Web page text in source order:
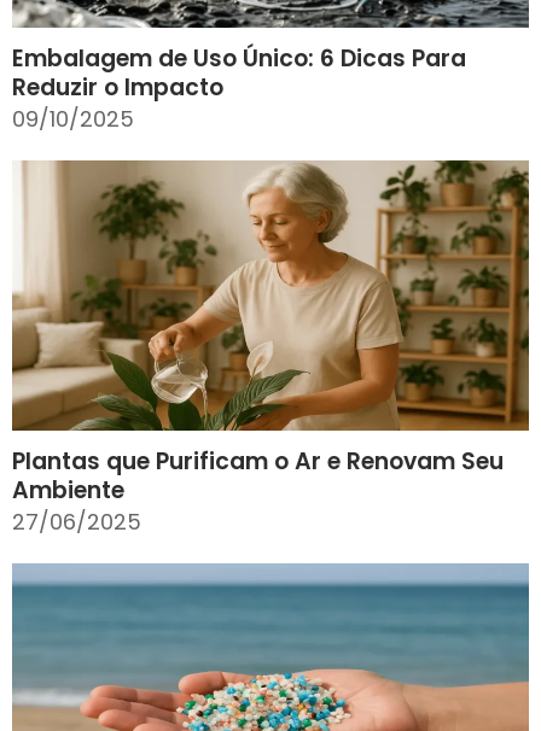
Embalagem de Uso Único: 6 Dicas Para
Reduzir o Impacto
09/10/2025
Plantas que Purificam o Ar e Renovam Seu
Ambiente
27/06/2025